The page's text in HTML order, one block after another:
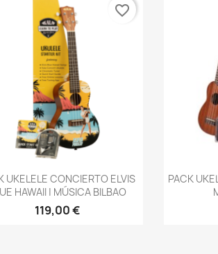
Vista rápida
UKELELE CONCIERTO ELVIS
HAWAII | MÚSICA BILBAO
119,00 €
favorite_border
PACK